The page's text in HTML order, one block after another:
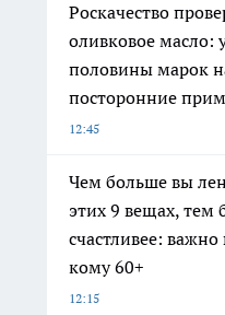
Роскачество
оливковое масло:
половины марок
посторонние
12:45
Чем больше вы
этих 9 вещах, тем
счастливее: важно
кому 60+
12:15